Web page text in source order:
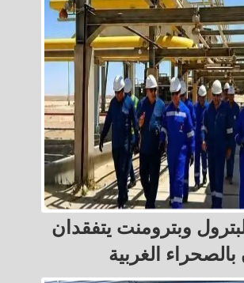
وبترومنت يتفقدان
الغربية